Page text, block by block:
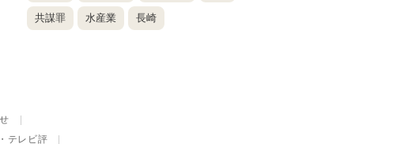
共謀罪 水産業 長崎
テレビ評